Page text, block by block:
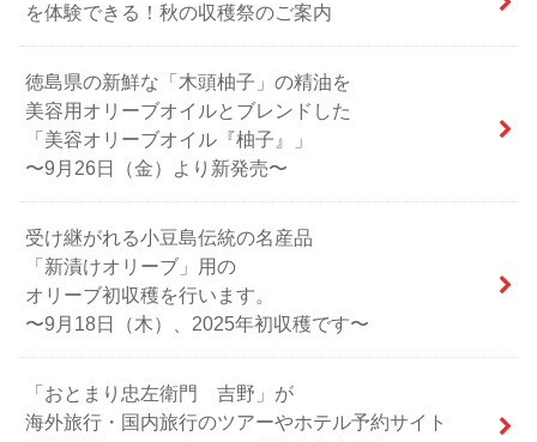
を体験できる！秋の収穫祭のご案内
徳島県の新鮮な「木頭柚子」の精油を
美容用オリーブオイルとブレンドした
「美容オリーブオイル『柚子』」
〜9月26日（金）より新発売〜
受け継がれる小豆島伝統の名産品
「新漬けオリーブ」用の
オリーブ初収穫を行います。
〜9月18日（木）、2025年初収穫です〜
「おとまり忠左衛門 吉野」が
海外旅行・国内旅行のツアーやホテル予約サイト